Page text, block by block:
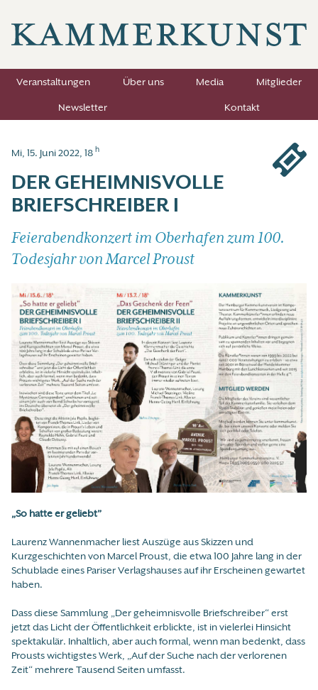
Veranstaltungen Über uns Media
Mitglieder
Newsletter
Kontakt
Mi, 15. Juni 2022, 18 h
DER GEHEIMNISVOLLE
BRIEFSCHREIBER I
Feierabendkonzert im Oberhafen zum 100.
Todesjahr von Marcel Proust
„So hatte er geliebt”
Laurenz Wannenmacher liest Auszüge aus Skizzen und
Kurzgeschichten von Marcel Proust, die etwa 100 Jahre lang in der
Schublade eines Pariser Verlagshauses auf ihr Erscheinen gewartet
haben.
Dass diese Sammlung „Der geheimnisvolle Briefschreiber“ erst
jetzt das Licht der Öffentlichkeit erblickte, ist in vielerlei Hinsicht
spektakulär. Inhaltlich, aber auch formal, wenn man bedenkt, dass
Prousts wichtigstes Werk, „Auf der Suche nach der verlorenen
Zeit“ mehrere Tausend Seiten umfasst.